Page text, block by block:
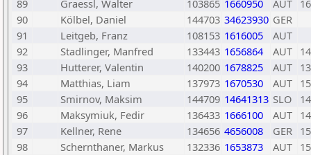
89 Graessl, Walter 103865 1660950 AUT
90
Kölbel, Daniel 144703 34623930 GER
91
Leitgeb, Franz 108153 1616005
AUT
92
Stadlinger, Manfred 133443 1656864 AUT
93
Hutterer, Valentin 140200 1678825 AUT
94
Matthias, Liam 137973 1670530 AUT
95
Smirnov, Maksim 144709 14641313 SLO
96
Maksymiuk, Fedir 136433 1666100 AUT
97
Kellner, Rene 134656 4656008 GER
98
Schernthaner, Markus 132336 1653873 AUT